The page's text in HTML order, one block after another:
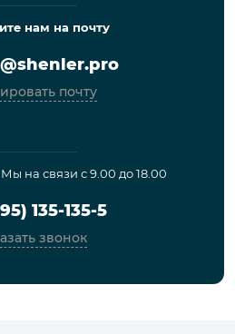
нам на почту
почту
на связи с 9.00 до 18.00
135-135-5
звонок